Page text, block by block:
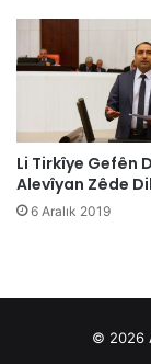
Li Tirkîye Gefên
Alevîyan Zêde
6 Aralık 2019
© 2026